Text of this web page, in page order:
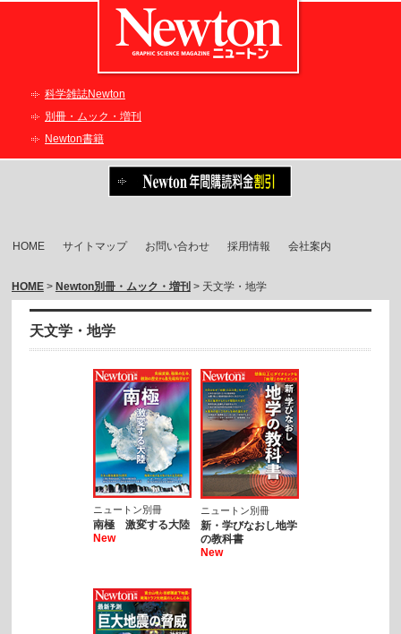
科学雑誌Newton
別冊・ムック・増刊
Newton書籍
HOME サイトマップ お問い合わせ 採用情報 会社案内
HOME> Newton別冊・ムック・増刊 > 天文学・地学
天文学・地学
ニュートン別冊
南極 激変する大陸
New
ニュートン別冊
新・学びなおし地学
の教科書
New